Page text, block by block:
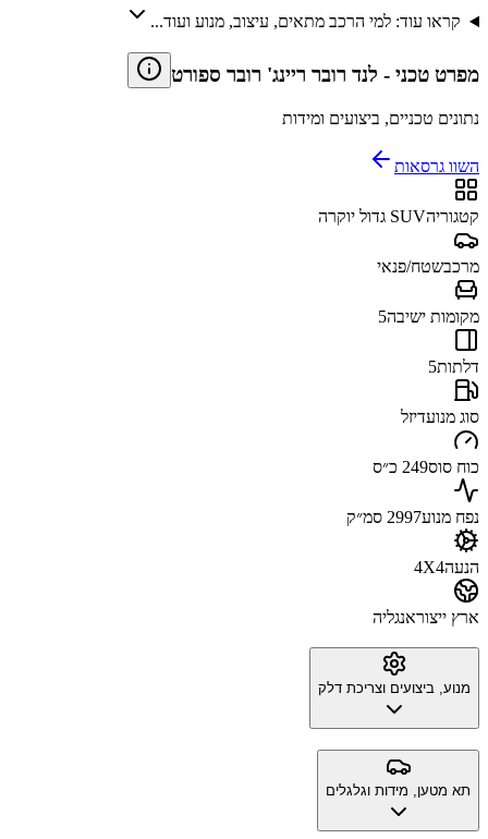
קראו עוד: למי הרכב מתאים, עיצוב, מנוע ועוד...
מפרט טכני - לנד רובר ריינג' רובר ספורט
נתונים טכניים, ביצועים ומידות
השוו גרסאות
קטגוריהSUV גדול יוקרה
מרכבשטח/פנאי
מקומות ישיבה5
דלתות5
סוג מנועדיזל
כוח סוס249 כ״ס
נפח מנוע2997 סמ״ק
הנעה4X4
ארץ ייצוראנגליה
מנוע, ביצועים וצריכת דלק
תא מטען, מידות וגלגלים